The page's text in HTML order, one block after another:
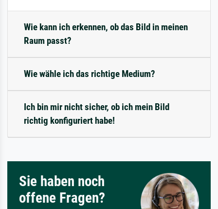
Wie kann ich erkennen, ob das Bild in meinen
Raum passt?
Wie wähle ich das richtige Medium?
Ich bin mir nicht sicher, ob ich mein Bild
richtig konfiguriert habe!
Sie haben noch
offene Fragen?